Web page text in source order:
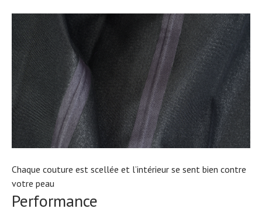
Chaque couture est scellée et l’intérieur se sent bien contre
votre peau
Performance